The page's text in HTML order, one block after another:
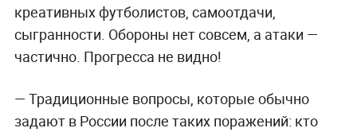
креативных футболистов, самоотдачи,
сыгранности. Обороны нет совсем, а атаки —
частично. Прогресса не видно!
— Традиционные вопросы, которые обычно
задают в России после таких поражений: кто